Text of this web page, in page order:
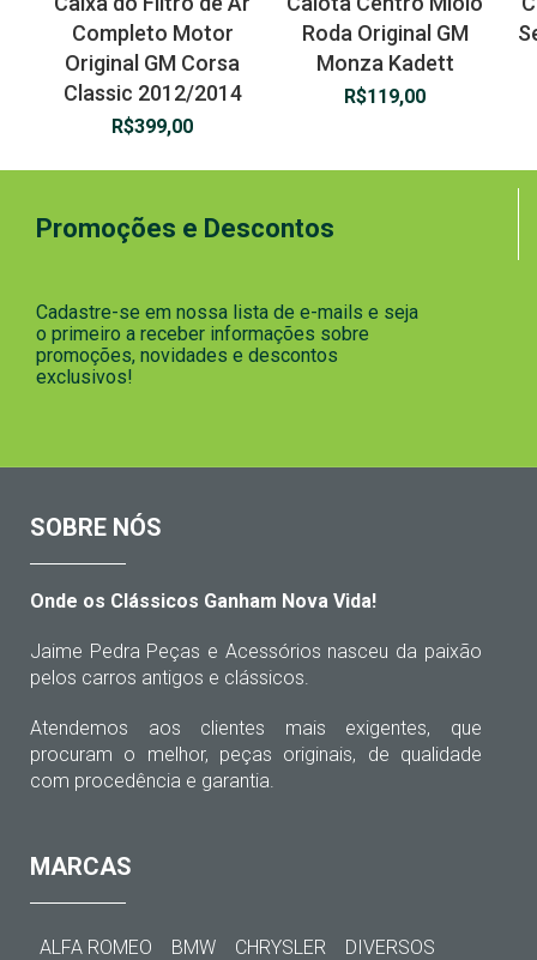
Completo Motor
Original GM Corsa
Classic 2012/2014
R$399,00
Roda Original GM
Monza Kadett
R$119,00
Promoções e Descontos
Cadastre-se em nossa lista de e-mails e seja
o primeiro a receber informações sobre
promoções, novidades e descontos
exclusivos!
SOBRE NÓS
Onde os Clássicos Ganham Nova Vida!
Jaime Pedra Peças e Acessórios nasceu da paixão
pelos carros antigos e clássicos.
Atendemos aos clientes mais exigentes, que
procuram o melhor, peças originais, de qualidade
com procedência e garantia.
MARCAS
ALFA ROMEO BMW CHRYSLER
DIVERSOS